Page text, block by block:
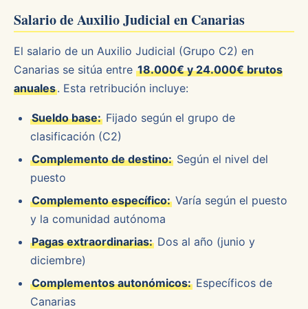
Salario de Auxilio Judicial en Canarias
El salario de un Auxilio Judicial (Grupo C2) en
Canarias se sitúa entre 18.000€ y 24.000€ brutos
anuales. Esta retribución incluye:
Sueldo base: Fijado según el grupo de
clasificación (C2)
Complemento de destino: Según el nivel del
puesto
Complemento específico: Varía según el puesto
y la comunidad autónoma
Pagas extraordinarias: Dos al año (junio y
diciembre)
Complementos autonómicos: Específicos de
Canarias